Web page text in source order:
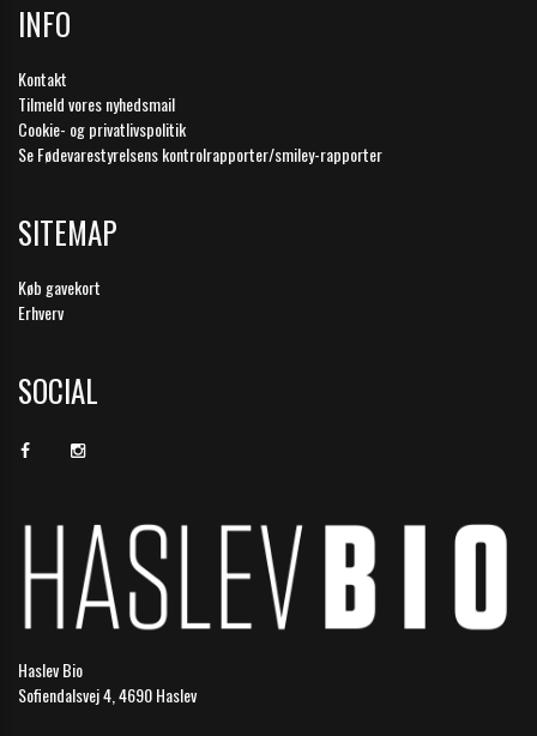
INFO
Kontakt
Tilmeld vores nyhedsmail
Cookie- og privatlivspolitik
Se Fødevarestyrelsens kontrolrapporter/smiley-rapporter
SITEMAP
Køb gavekort
Erhverv
SOCIAL
Haslev Bio
Sofiendalsvej 4, 4690 Haslev